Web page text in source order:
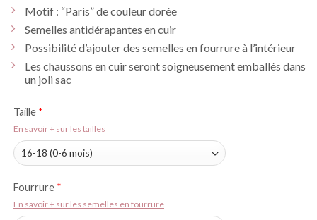
Motif : “Paris” de couleur dorée
Semelles antidérapantes en cuir
Possibilité d’ajouter des semelles en fourrure à l’intérieur
Les chaussons en cuir seront soigneusement emballés dans
un joli sac
Taille *
En savoir + sur les tailles
Fourrure *
En savoir + sur les semelles en fourrure